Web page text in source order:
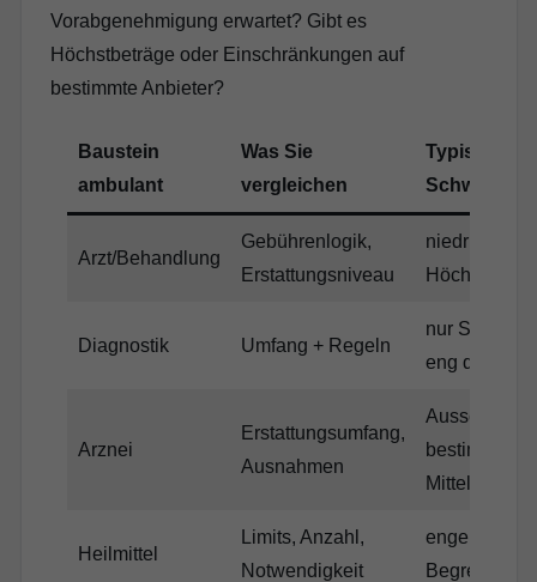
Vorabgenehmigung erwartet? Gibt es
Höchstbeträge oder Einschränkungen auf
bestimmte Anbieter?
Baustein
ambulant
Was Sie
vergleichen
Typische
Schwäche
Arzt/Behandlung
Gebührenlogik,
Erstattungsniveau
niedrige
Höchstsätze
Diagnostik Umfang + Regeln
nur
eng definiert
Arznei
Erstattungsumfang,
Ausnahmen
Ausschluss
bestimmter
Mittel
Heilmittel
Limits, Anzahl,
Notwendigkeit
enge